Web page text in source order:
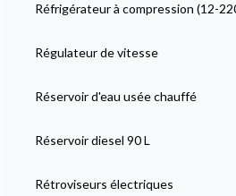
Réfrigérateur à compression (12-
Régulateur de vitesse
Réservoir d'eau usée chauffé
Réservoir diesel 90 L
Rétroviseurs électriques